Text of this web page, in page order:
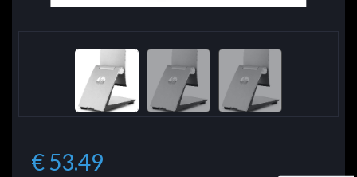
€ 53.49